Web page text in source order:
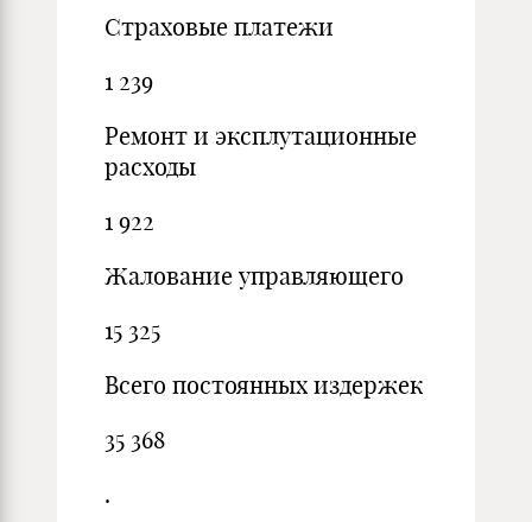
Страховые платежи
1 239
Ремонт и эксплутационные
расходы
1 922
Жалование управляющего
15 325
Всего постоянных издержек
35 368
.